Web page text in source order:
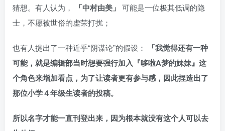
猜想。有人认为，
「中村由美」 可能是一位极其低调的隐
士，不愿被世俗的虚荣打扰；
也有人提出了一种近乎“阴谋论”的假设：
「我觉得还有一种
可能，就是编辑部当时想要强行加入『哆啦A梦的妹妹』这
个角色来增加看点，为了让读者更有参与感，因此捏造出了
那位小学４年级生读者的投稿。
所以名字才能一直刊登出来，因为根本就没有这个人可以去